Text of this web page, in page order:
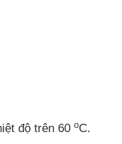
độ trên 60oC.